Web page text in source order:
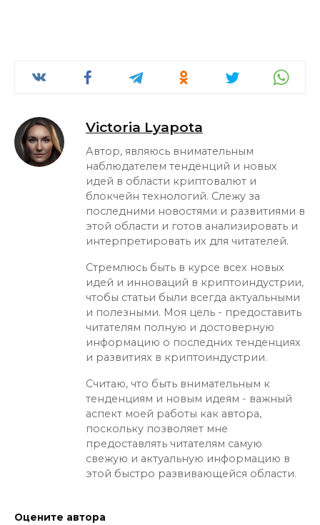
Victoria Lyapota
Автор, являюсь внимательным
наблюдателем тенденций и новых
идей в области криптовалют и
блокчейн технологий. Слежу за
последними новостями и развитиями в
этой области и готов анализировать и
интерпретировать их для читателей.
Стремлюсь быть в курсе всех новых
идей и инноваций в криптоиндустрии,
чтобы статьи были всегда актуальными
и полезными. Моя цель - предоставить
читателям полную и достоверную
информацию о последних тенденциях
и развитиях в криптоиндустрии.
Считаю, что быть внимательным к
тенденциям и новым идеям - важный
аспект моей работы как автора,
поскольку позволяет мне
предоставлять читателям самую
свежую и актуальную информацию в
этой быстро развивающейся области.
Оцените автора